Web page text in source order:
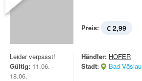
Preis: € 2,99
Leider verpasst!
Gültig: 11.06. -
18.06.
Händler: HOFER
Stadt:
Bad Vöslau